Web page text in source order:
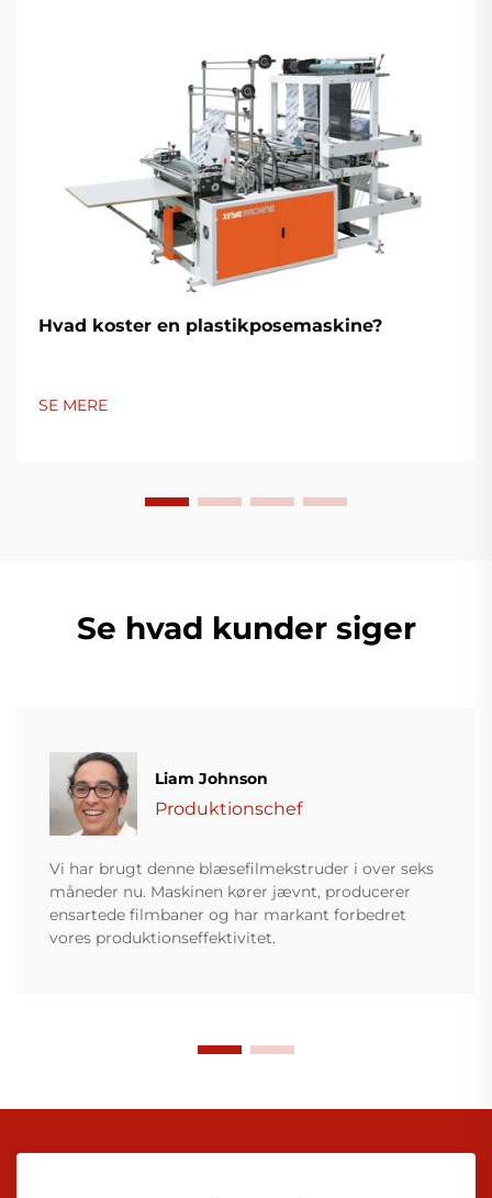
Hvad koster en plastikposemaskine?
SE MERE
Se hvad kunder siger
Liam Johnson
Produktionschef
Vi har brugt denne blæsefilmekstruder i over seks
måneder nu. Maskinen kører jævnt, producerer
ensartede filmbaner og har markant forbedret
vores produktionseffektivitet.